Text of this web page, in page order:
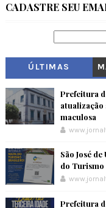
CADASTRE SEU
ÚLTIMAS
Prefeitura
atualização
maculosa
São José
do
Prefeitura